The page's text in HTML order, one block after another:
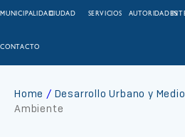
MUNICIPALIDADCIUDAD SERVICIOS AUTORIDADES
CONTACTO
Home Desarrollo Urbano y
Ambiente